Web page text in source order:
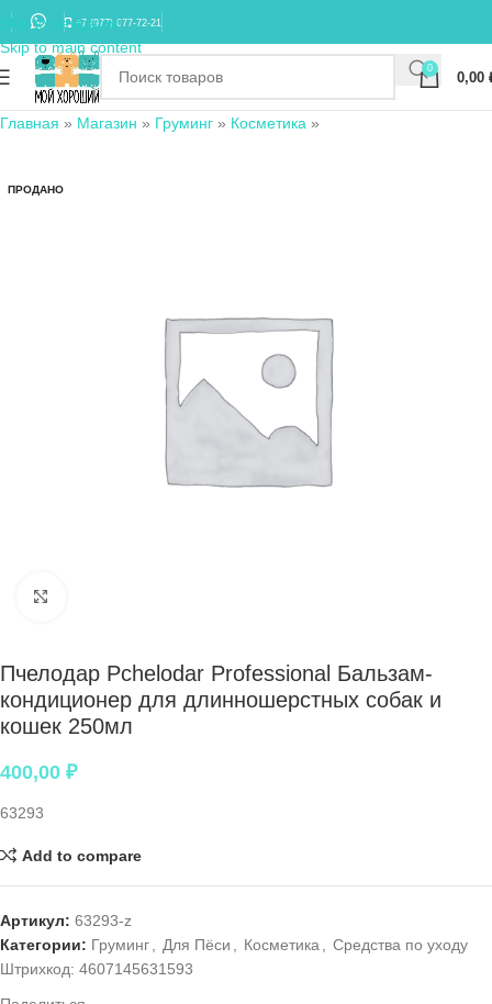
Skip to navigation
Skip to main content
+7 (977) 677-72-21
0
0,00
Главная » Магазин » Груминг » Косметика »
ПРОДАНО
Пчелодар Pchelodar Professional Бальзам-
кондиционер для длинношерстных собак и
кошек 250мл
400,00 ₽
63293
Add to compare
Артикул: 63293-z
Категории: Груминг Для Пёси Косметика
Средства по уходу
Штрихкод: 4607145631593